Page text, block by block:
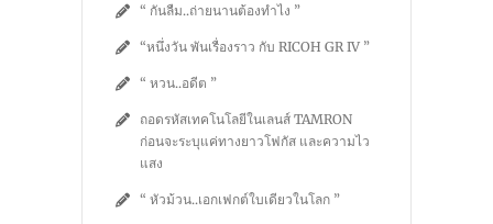
“ กันลืม..ถ่ายนานต้องทำไง ”
“หนึ่งวัน พันเรื่องราว กับ RICOH GR IV ”
“ หวน..อดีต ”
ถอดรหัสเทคโนโลยีในเลนส์ TAMRON
ก่อนจะระบุแค่ทางยาวโฟกัส และความไว
แสง
“ หัวม้วน..เอกเฟกต์ใบเดียวในโลก ”